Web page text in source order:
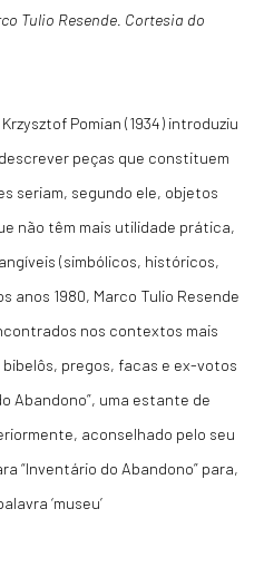
Tulio Resende. Cortesia do
Pomian (1934) introduziu
peças que constituem
seriam, segundo ele, objetos
não têm mais utilidade prática,
(simbólicos, históricos,
anos 1980, Marco Tulio Resende
nos contextos mais
pregos, facas e ex-votos
Abandono”, uma estante de
aconselhado pelo seu
“Inventário do Abandono” para,
‘museu’